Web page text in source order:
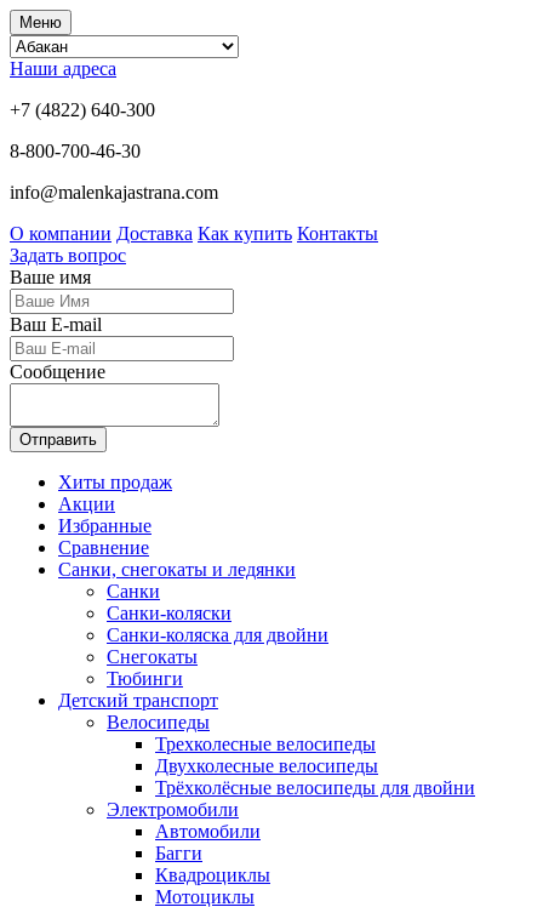
Меню
Наши адреса
+7 (4822) 640-300
8-800-700-46-30
info@malenkajastrana.com
О компании Доставка Как купить Контакты
Задать вопрос
Ваше имя
Ваш E-mail
Сообщение
Отправить
Хиты продаж
Акции
Избранные
Сравнение
Санки, снегокаты и ледянки
Санки
Санки-коляски
Санки-коляска для двойни
Снегокаты
Тюбинги
Детский транспорт
Велосипеды
Трехколесные велосипеды
Двухколесные велосипеды
Трёхколёсные велосипеды для двойни
Электромобили
Автомобили
Багги
Квадроциклы
Мотоциклы